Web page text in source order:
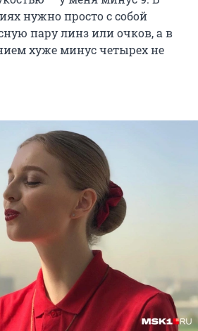
нужно просто с собой
пару линз или очков, а в
хуже минус четырех не